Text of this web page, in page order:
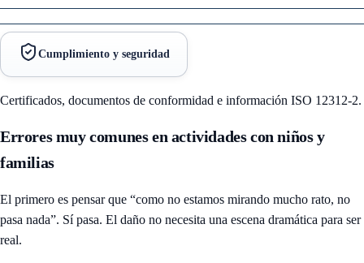
Cumplimiento y seguridad
Certificados, documentos de conformidad e información ISO 12312-2.
Errores muy comunes en actividades con niños y
familias
El primero es pensar que “como no estamos mirando mucho rato, no
pasa nada”. Sí pasa. El daño no necesita una escena dramática para ser
real.